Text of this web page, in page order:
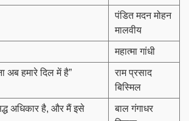
पंडित मदन मोहन
मालवीय
महात्मा गांधी
अब हमारे दिल में है”
राम प्रसाद
बिस्मिल
अधिकार है, और मैं इसे
बाल गंगाधर